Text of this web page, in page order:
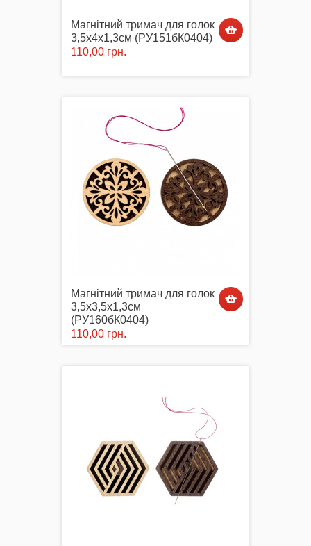
Магнітний тримач для голок
3,5х4х1,3см (РУ151бК0404)
110,00 грн.
Магнітний тримач для голок
3,5х3,5х1,3см
(РУ160бК0404)
110,00 грн.